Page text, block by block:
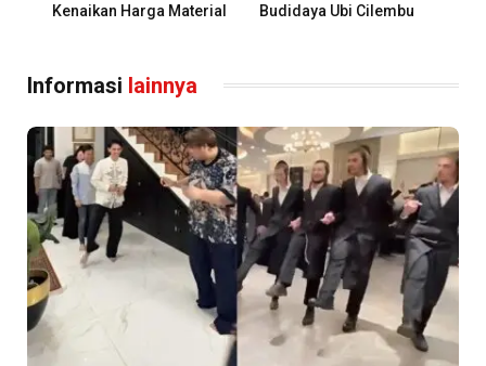
Kenaikan Harga Material
Budidaya Ubi Cilembu
Informasi lainnya